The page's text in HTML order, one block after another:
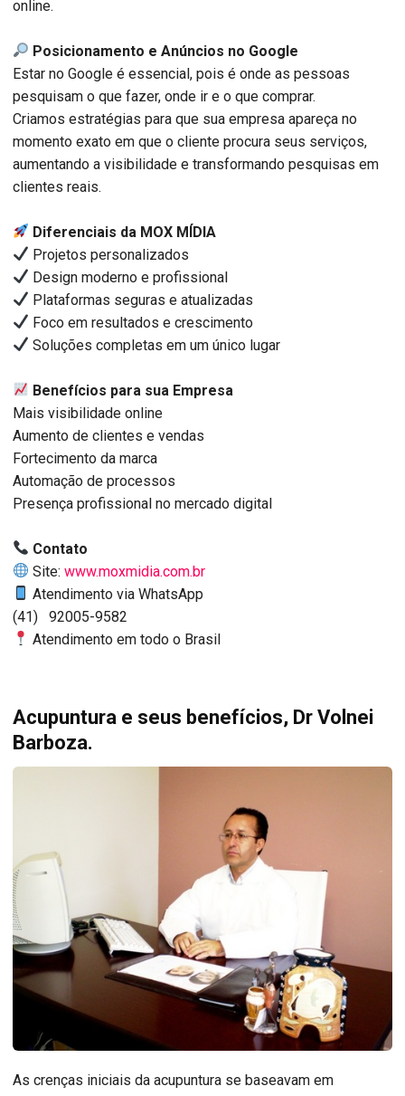
online.
Posicionamento e Anúncios no Google
Estar no Google é essencial, pois é onde as pessoas
pesquisam o que fazer, onde ir e o que comprar.
Criamos estratégias para que sua empresa apareça no
momento exato em que o cliente procura seus serviços,
aumentando a visibilidade e transformando pesquisas em
clientes reais.
Diferenciais da MOX MÍDIA
Projetos personalizados
Design moderno e profissional
Plataformas seguras e atualizadas
Foco em resultados e crescimento
Soluções completas em um único lugar
Benefícios para sua Empresa
Mais visibilidade online
Aumento de clientes e vendas
Fortecimento da marca
Automação de processos
Presença profissional no mercado digital
Contato
Site:www.moxmidia.com.br
Atendimento via WhatsApp
(41) 92005-9582
Atendimento em todo o Brasil
Acupuntura e seus benefícios, Dr Volnei
Barboza.
As crenças iniciais da acupuntura se baseavam em